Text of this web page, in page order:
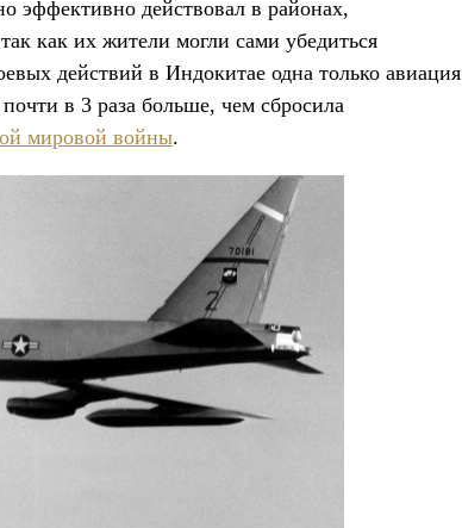
эффективно действовал в районах,
как их жители могли сами убедиться
действий в Индокитае одна только авиация
в 3 раза больше, чем сбросила
мировой войны.